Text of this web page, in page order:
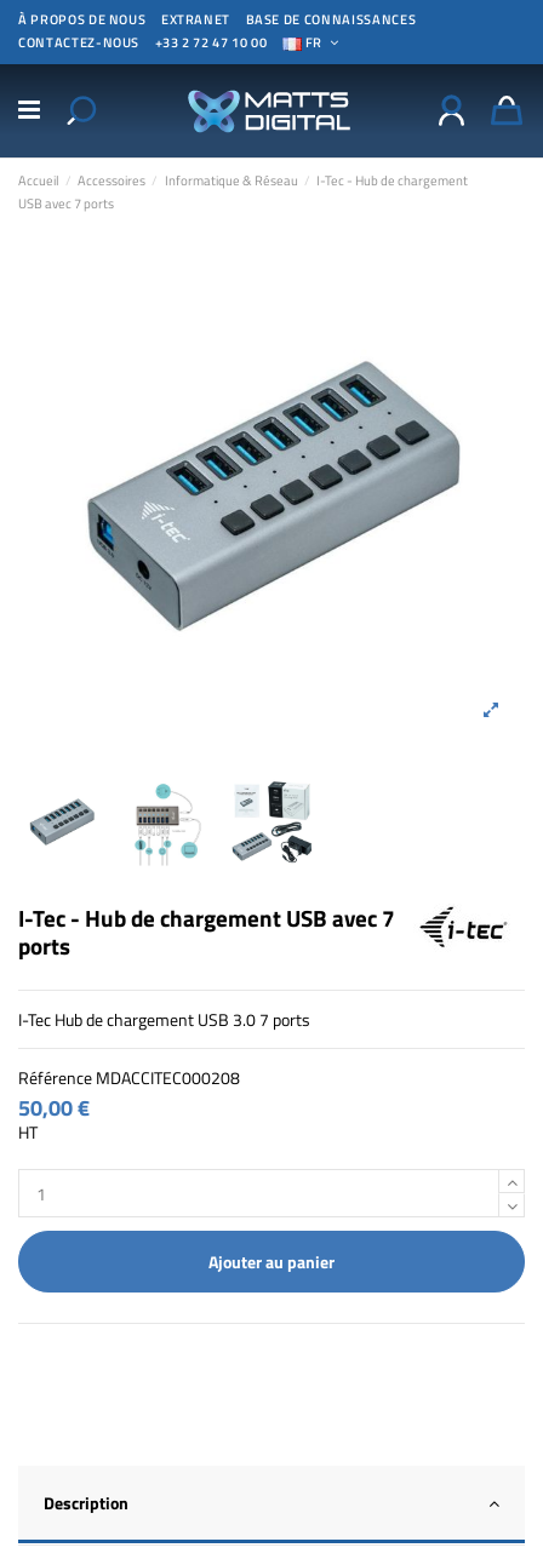
À PROPOS DE NOUS EXTRANET
BASE DE CONNAISSANCES
CONTACTEZ-NOUS
+33 2 72 47 10 00 FR
Accueil Accessoires Informatique & Réseau
I-Tec - Hub de chargement
USB avec 7 ports
I-Tec - Hub de chargement USB avec 7
ports
I-Tec Hub de chargement USB 3.0 7 ports
RéférenceMDACCITEC000208
50,00 €
HT
Ajouter au panier
Description